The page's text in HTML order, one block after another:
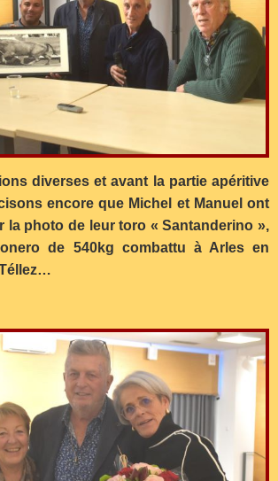
diverses et avant la partie apéritive
encore que Michel et Manuel ont
la photo de leur toro « Santanderino »,
de 540kg combattu à Arles en
Téllez…